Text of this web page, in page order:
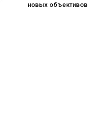
новых объективов